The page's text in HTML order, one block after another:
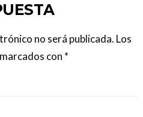
no será publicada. Los
con *